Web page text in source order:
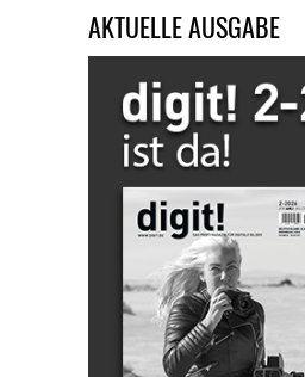
AKTUELLE AUSGABE